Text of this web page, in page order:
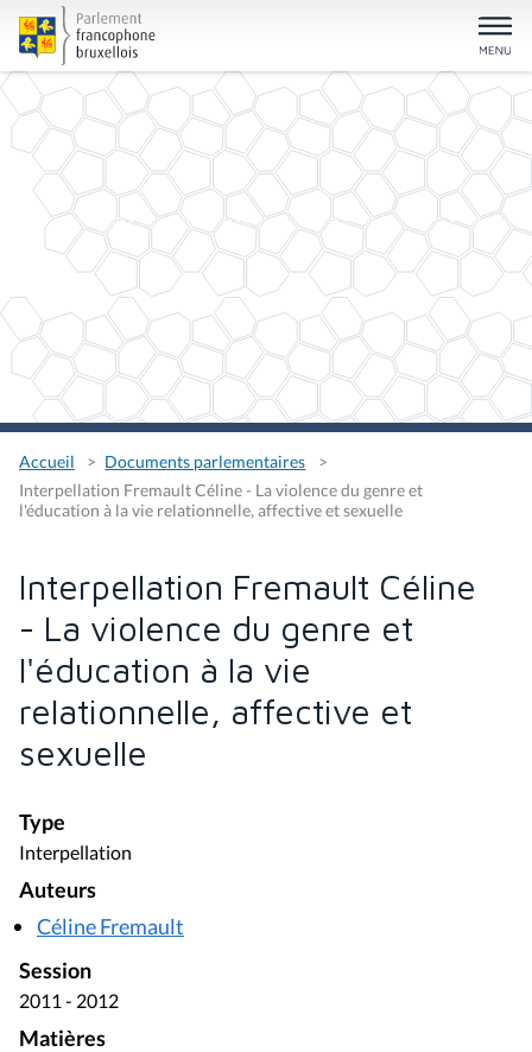
Accueil
Documents parlementaires
Interpellation Fremault Céline - La violence du genre et
l'éducation à la vie relationnelle, affective et sexuelle
Interpellation Fremault Céline
- La violence du genre et
l'éducation à la vie
relationnelle, affective et
sexuelle
Type
Interpellation
Auteurs
Céline Fremault
Session
2011 - 2012
Matières